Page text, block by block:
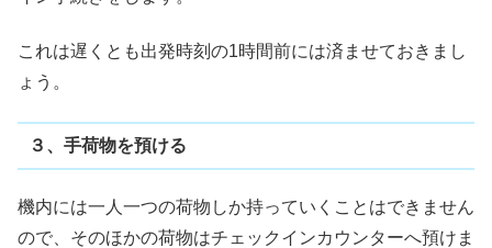
これは遅くとも出発時刻の1時間前には済ませておきまし
ょう。
３、手荷物を預ける
機内には一人一つの荷物しか持っていくことはできません
ので、そのほかの荷物はチェックインカウンターへ預けま